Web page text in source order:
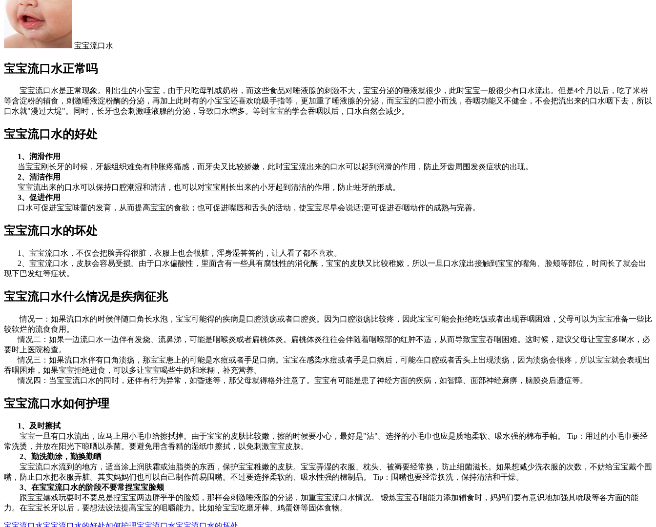
宝宝流口水
宝宝流口水正常吗
宝宝流口水是正常现象。刚出生的小宝宝，由于只吃母乳或奶粉，而这些食品对唾液腺的刺激不大，宝宝分泌的唾液就很少，此时宝宝一般很少有口水流出。但是4个月以后，吃了米粉
等含淀粉的辅食，刺激唾液淀粉酶的分泌，再加上此时有的小宝宝还喜欢吮吸手指等，更加重了唾液腺的分泌，而宝宝的口腔小而浅，吞咽功能又不健全，不会把流出来的口水咽下去，所以
口水就"漫过大堤"。同时，长牙也会刺激唾液腺的分泌，导致口水增多。等到宝宝的学会吞咽以后，口水自然会减少。
宝宝流口水的好处
1、润滑作用
当宝宝刚长牙的时候，牙龈组织难免有肿胀疼痛感，而牙尖又比较娇嫩，此时宝宝流出来的口水可以起到润滑的作用，防止牙齿周围发炎症状的出现。
2、清洁作用
宝宝流出来的口水可以保持口腔潮湿和清洁，也可以对宝宝刚长出来的小牙起到清洁的作用，防止蛀牙的形成。
3、促进作用
口水可促进宝宝味蕾的发育，从而提高宝宝的食欲；也可促进嘴唇和舌头的活动，使宝宝尽早会说话;更可促进吞咽动作的成熟与完善。
宝宝流口水的坏处
1、宝宝流口水，不仅会把脸弄得很脏，衣服上也会很脏，浑身湿答答的，让人看了都不喜欢。
2、宝宝流口水，皮肤会容易受损。由于口水偏酸性，里面含有一些具有腐蚀性的消化酶，宝宝的皮肤又比较稚嫩，所以一旦口水流出接触到宝宝的嘴角、脸颊等部位，时间长了就会出
现下巴发红等症状。
宝宝流口水什么情况是疾病征兆
情况一：如果流口水的时侯伴随口角长水泡，宝宝可能得的疾病是口腔溃疡或者口腔炎。因为口腔溃疡比较疼，因此宝宝可能会拒绝吃饭或者出现吞咽困难，父母可以为宝宝准备一些比
较软烂的流食食用。
情况二：如果一边流口水一边伴有发烧、流鼻涕，可能是咽喉炎或者扁桃体炎。扁桃体炎往往会伴随着咽喉部的红肿不适，从而导致宝宝吞咽困难。这时候，建议父母让宝宝多喝水，必
要时上医院检查。
情况三：如果流口水伴有口角溃疡，那宝宝患上的可能是水痘或者手足口病。宝宝在感染水痘或者手足口病后，可能在口腔或者舌头上出现溃疡，因为溃疡会很疼，所以宝宝就会表现出
吞咽困难，如果宝宝拒绝进食，可以多让宝宝喝些牛奶和米糊，补充营养。
情况四：当宝宝流口水的同时，还伴有行为异常，如昏迷等，那父母就得格外注意了。宝宝有可能是患了神经方面的疾病，如智障、面部神经麻痹，脑膜炎后遗症等。
宝宝流口水如何护理
1、及时擦拭
宝宝一旦有口水流出，应马上用小毛巾给擦拭掉。由于宝宝的皮肤比较嫩，擦的时候要小心，最好是"沾"。选择的小毛巾也应是质地柔软、吸水强的棉布手帕。 Tip：用过的小毛巾要经
常洗烫，并放在阳光下晾晒以杀菌。要避免用含香精的湿纸巾擦拭，以免刺激宝宝皮肤。
2、勤洗勤涂，勤换勤晒
宝宝流口水流到的地方，适当涂上润肤霜或油脂类的东西，保护宝宝稚嫩的皮肤。宝宝弄湿的衣服、枕头、被褥要经常换，防止细菌滋长。如果想减少洗衣服的次数，不妨给宝宝戴个围
嘴，防止口水把衣服弄脏。其实妈妈们也可以自己制作简易围嘴。不过要选择柔软的、吸水性强的棉制品。 Tip：围嘴也要经常换洗，保持清洁和干燥。
3、在宝宝流口水的阶段不要常捏宝宝脸颊
跟宝宝嬉戏玩耍时不要总是捏宝宝两边胖乎乎的脸颊，那样会刺激唾液腺的分泌，加重宝宝流口水情况。 锻炼宝宝吞咽能力添加辅食时，妈妈们要有意识地加强其吮吸等各方面的能
力。在宝宝长牙以后，要想法设法提高宝宝的咀嚼能力。比如给宝宝吃磨牙棒、鸡蛋饼等固体食物。